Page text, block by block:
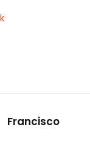
Francisco